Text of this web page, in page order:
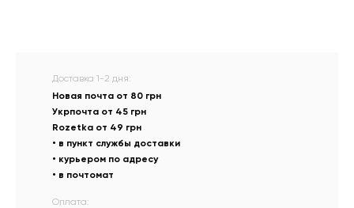
Доставка 1-2 дня:
Новая почта от 80 грн
Укрпочта от 45 грн
Rozetka от 49 грн
• в пункт службы доставки
• курьером по адресу
• в почтомат
Оплата: